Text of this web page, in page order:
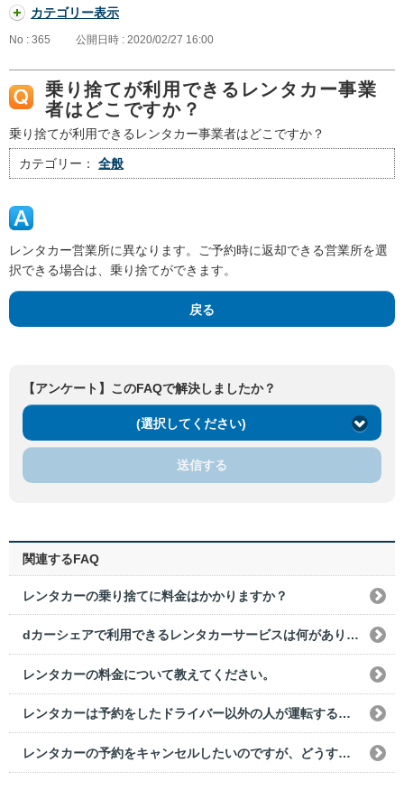
カテゴリー表示
No : 365 公開日時 : 2020/02/27 16:00
乗り捨てが利用できるレンタカー事業
者はどこですか？
乗り捨てが利用できるレンタカー事業者はどこですか？
カテゴリー： 全般
レンタカー営業所に異なります。ご予約時に返却できる営業所を選
択できる場合は、乗り捨てができます。
戻る
【アンケート】このFAQで解決しましたか？
(選択してください)
送信する
関連するFAQ
レンタカーの乗り捨てに料金はかかりますか？
dカーシェアで利用できるレンタカーサービスは何がありますか？
レンタカーの料金について教えてください。
レンタカーは予約をしたドライバー以外の人が運転することはできますか？
レンタカーの予約をキャンセルしたいのですが、どうすればいいですか？